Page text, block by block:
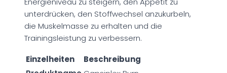
unterdrücken, den Stoffwechsel anzukurbeln,
die Muskelmasse zu erhalten und die
Trainingsleistung zu verbessern.
Einzelheiten
Beschreibung